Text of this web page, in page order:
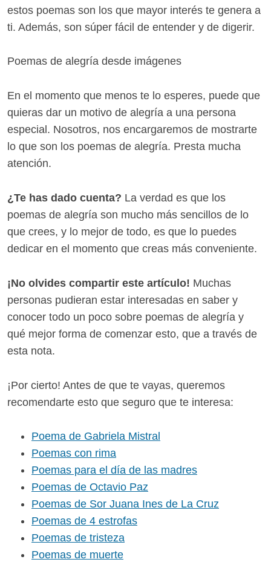
estos poemas son los que mayor interés te genera a
ti. Además, son súper fácil de entender y de digerir.
Poemas de alegría desde imágenes
En el momento que menos te lo esperes, puede que
quieras dar un motivo de alegría a una persona
especial. Nosotros, nos encargaremos de mostrarte
lo que son los poemas de alegría. Presta mucha
atención.
¿Te has dado cuenta? La verdad es que los
poemas de alegría son mucho más sencillos de lo
que crees, y lo mejor de todo, es que lo puedes
dedicar en el momento que creas más conveniente.
¡No olvides compartir este artículo! Muchas
personas pudieran estar interesadas en saber y
conocer todo un poco sobre poemas de alegría y
qué mejor forma de comenzar esto, que a través de
esta nota.
¡Por cierto! Antes de que te vayas, queremos
recomendarte esto que seguro que te interesa:
Poema de Gabriela Mistral
Poemas con rima
Poemas para el día de las madres
Poemas de Octavio Paz
Poemas de Sor Juana Ines de La Cruz
Poemas de 4 estrofas
Poemas de tristeza
Poemas de muerte